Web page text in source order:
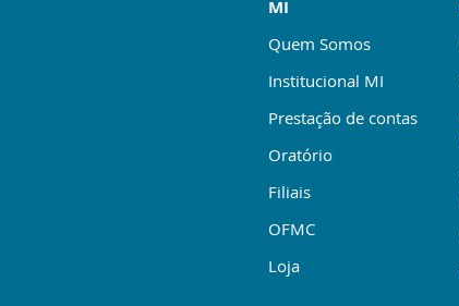
MI
Quem Somos
Institucional MI
Prestação de contas
Oratório
Filiais
OFMC
Loja